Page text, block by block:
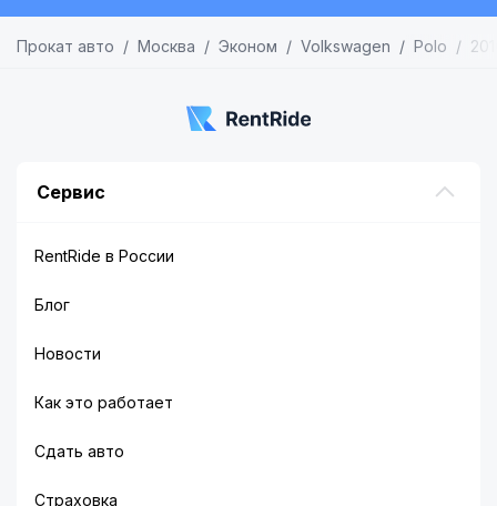
Прокат авто Москва Эконом Volkswagen Polo
Сервис
RentRide в России
Блог
Новости
Как это работает
Сдать авто
Страховка